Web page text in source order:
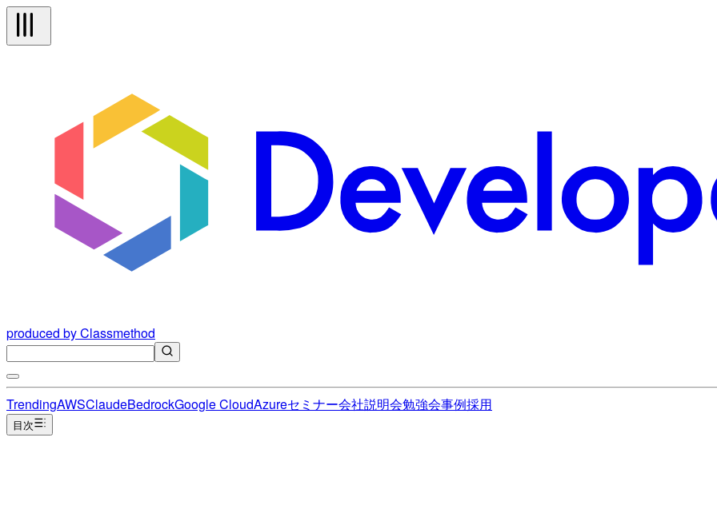
produced by Classmethod
TrendingAWSClaudeBedrockGoogle CloudAzureセミナー会社説明会勉強会事例採用
目次